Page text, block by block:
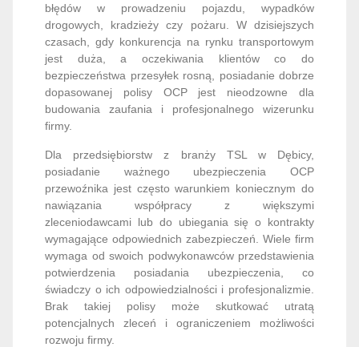
błędów w prowadzeniu pojazdu, wypadków
drogowych, kradzieży czy pożaru. W dzisiejszych
czasach, gdy konkurencja na rynku transportowym
jest duża, a oczekiwania klientów co do
bezpieczeństwa przesyłek rosną, posiadanie dobrze
dopasowanej polisy OCP jest nieodzowne dla
budowania zaufania i profesjonalnego wizerunku
firmy.
Dla przedsiębiorstw z branży TSL w Dębicy,
posiadanie ważnego ubezpieczenia OCP
przewoźnika jest często warunkiem koniecznym do
nawiązania współpracy z większymi
zleceniodawcami lub do ubiegania się o kontrakty
wymagające odpowiednich zabezpieczeń. Wiele firm
wymaga od swoich podwykonawców przedstawienia
potwierdzenia posiadania ubezpieczenia, co
świadczy o ich odpowiedzialności i profesjonalizmie.
Brak takiej polisy może skutkować utratą
potencjalnych zleceń i ograniczeniem możliwości
rozwoju firmy.